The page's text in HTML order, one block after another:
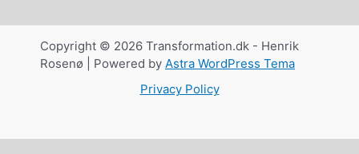
Copyright © 2026 Transformation.dk - Henrik
Rosenø | Powered by Astra WordPress Tema
Privacy Policy